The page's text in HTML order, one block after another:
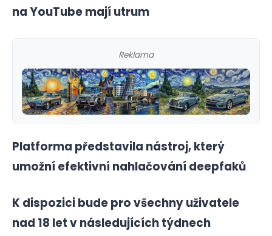
na YouTube mají utrum
Reklama
Platforma představila nástroj, který
umožní efektivní nahlačování deepfaků
K dispozici bude pro všechny uživatele
nad 18 let v následujících týdnech